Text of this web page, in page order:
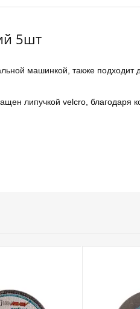
5шт
машинкой, также подходит
липучкой velcro, благодаря